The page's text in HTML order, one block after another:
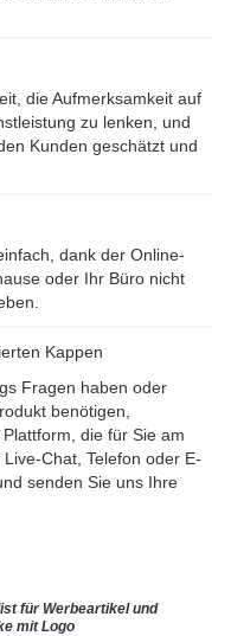
die Aufmerksamkeit auf
zu lenken, und
Kunden geschätzt und
dank der Online-
oder Ihr Büro nicht
Kappen
Fragen haben oder
benötigen,
die für Sie am
Chat, Telefon oder E-
senden Sie uns Ihre
für Werbeartikel und
mit Logo